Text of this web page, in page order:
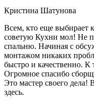
Кристина Шатунова
Всем, кто еще выбирает
советую Кухни мол! Не
спальню. Начиная с
монтажом никаких
быстро и качественно.
Огромное спасибо
Это мастер своего дела!
здесь.